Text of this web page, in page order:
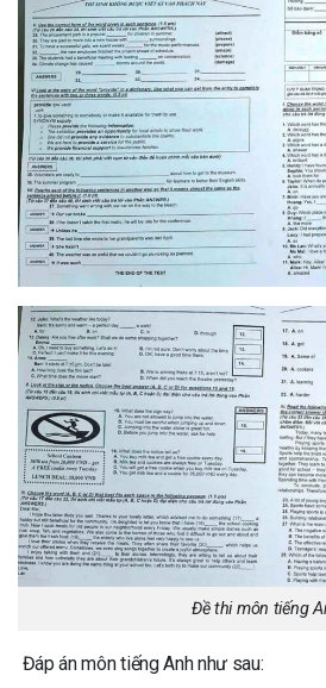
Đề thi môn tiếng
Đáp án môn tiếng Anh như sau: